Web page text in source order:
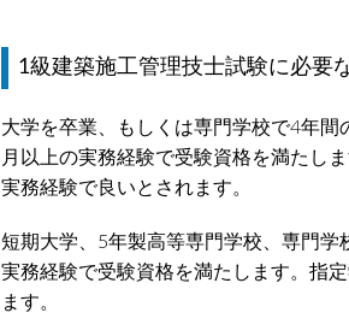
1級建築施工管理技士試験に必要
大学を卒業、もしくは専門学校で4年
月以上の実務経験で受験資格を満たし
実務経験で良いとされます。
短期大学、5年製高等専門学校、専門
実務経験で受験資格を満たします。指
ます。